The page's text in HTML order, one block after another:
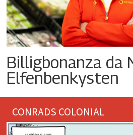
Billigbonanza da
Elfenbenkysten
CONRADS COLONIAL